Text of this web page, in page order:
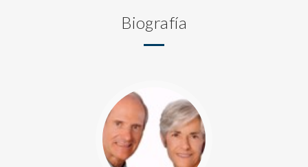
Biografía